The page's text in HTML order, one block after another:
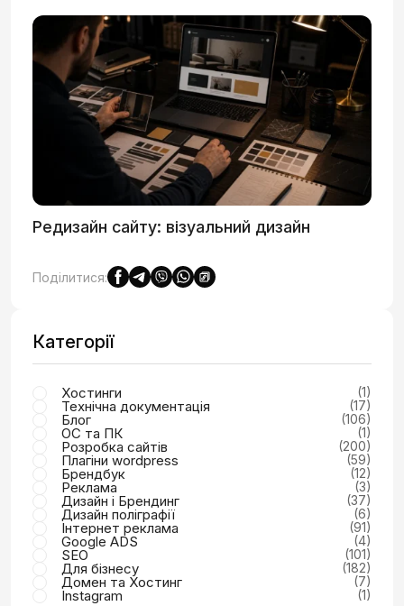
Редизайн сайту: візуальний дизайн
Поділитися:
Категорії
Хостинги (1)
Технічна документація (17)
Блог (106)
ОС та ПК (1)
Розробка сайтів (200)
Плагіни wordpress (59)
Брендбук (12)
Реклама (3)
Дизайн і Брендинг (37)
Дизайн поліграфії (6)
Інтернет реклама (91)
Google ADS (4)
SEO (101)
Для бізнесу (182)
Домен та Хостинг (7)
Instagram (1)